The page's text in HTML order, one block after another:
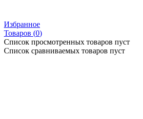
Избранное
Товаров (0)
Список просмотренных товаров пуст
Список сравниваемых товаров пуст